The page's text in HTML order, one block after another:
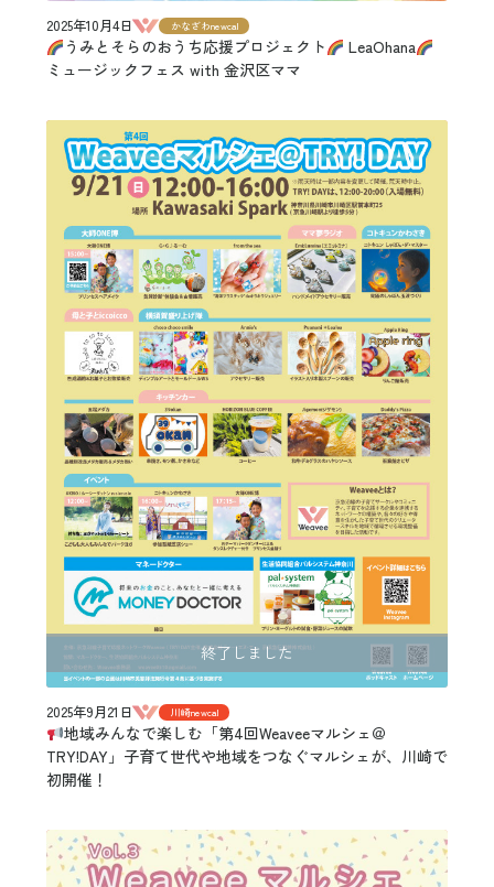
2025年10月4日 かなざわnewcal
うみとそらのおうち応援プロジェクト
LeaOhana
ミュージックフェス with 金沢区ママ
終了しました
2025年9月21日 川崎newcal
地域みんなで楽しむ「第4回Weaveeマルシェ＠
TRY!DAY」子育て世代や地域をつなぐマルシェが、川崎で
初開催！